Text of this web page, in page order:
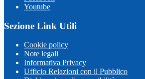
Youtube
Sezione Link Utili
Cookie policy
Note legali
Informativa Privacy
Ufficio Relazioni con il Pubblico